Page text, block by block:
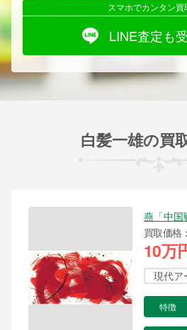
スマホでカンタン買
LINE査定も
白髪一雄の買
燕「中国
買取価格
10万
現代ア
特徴